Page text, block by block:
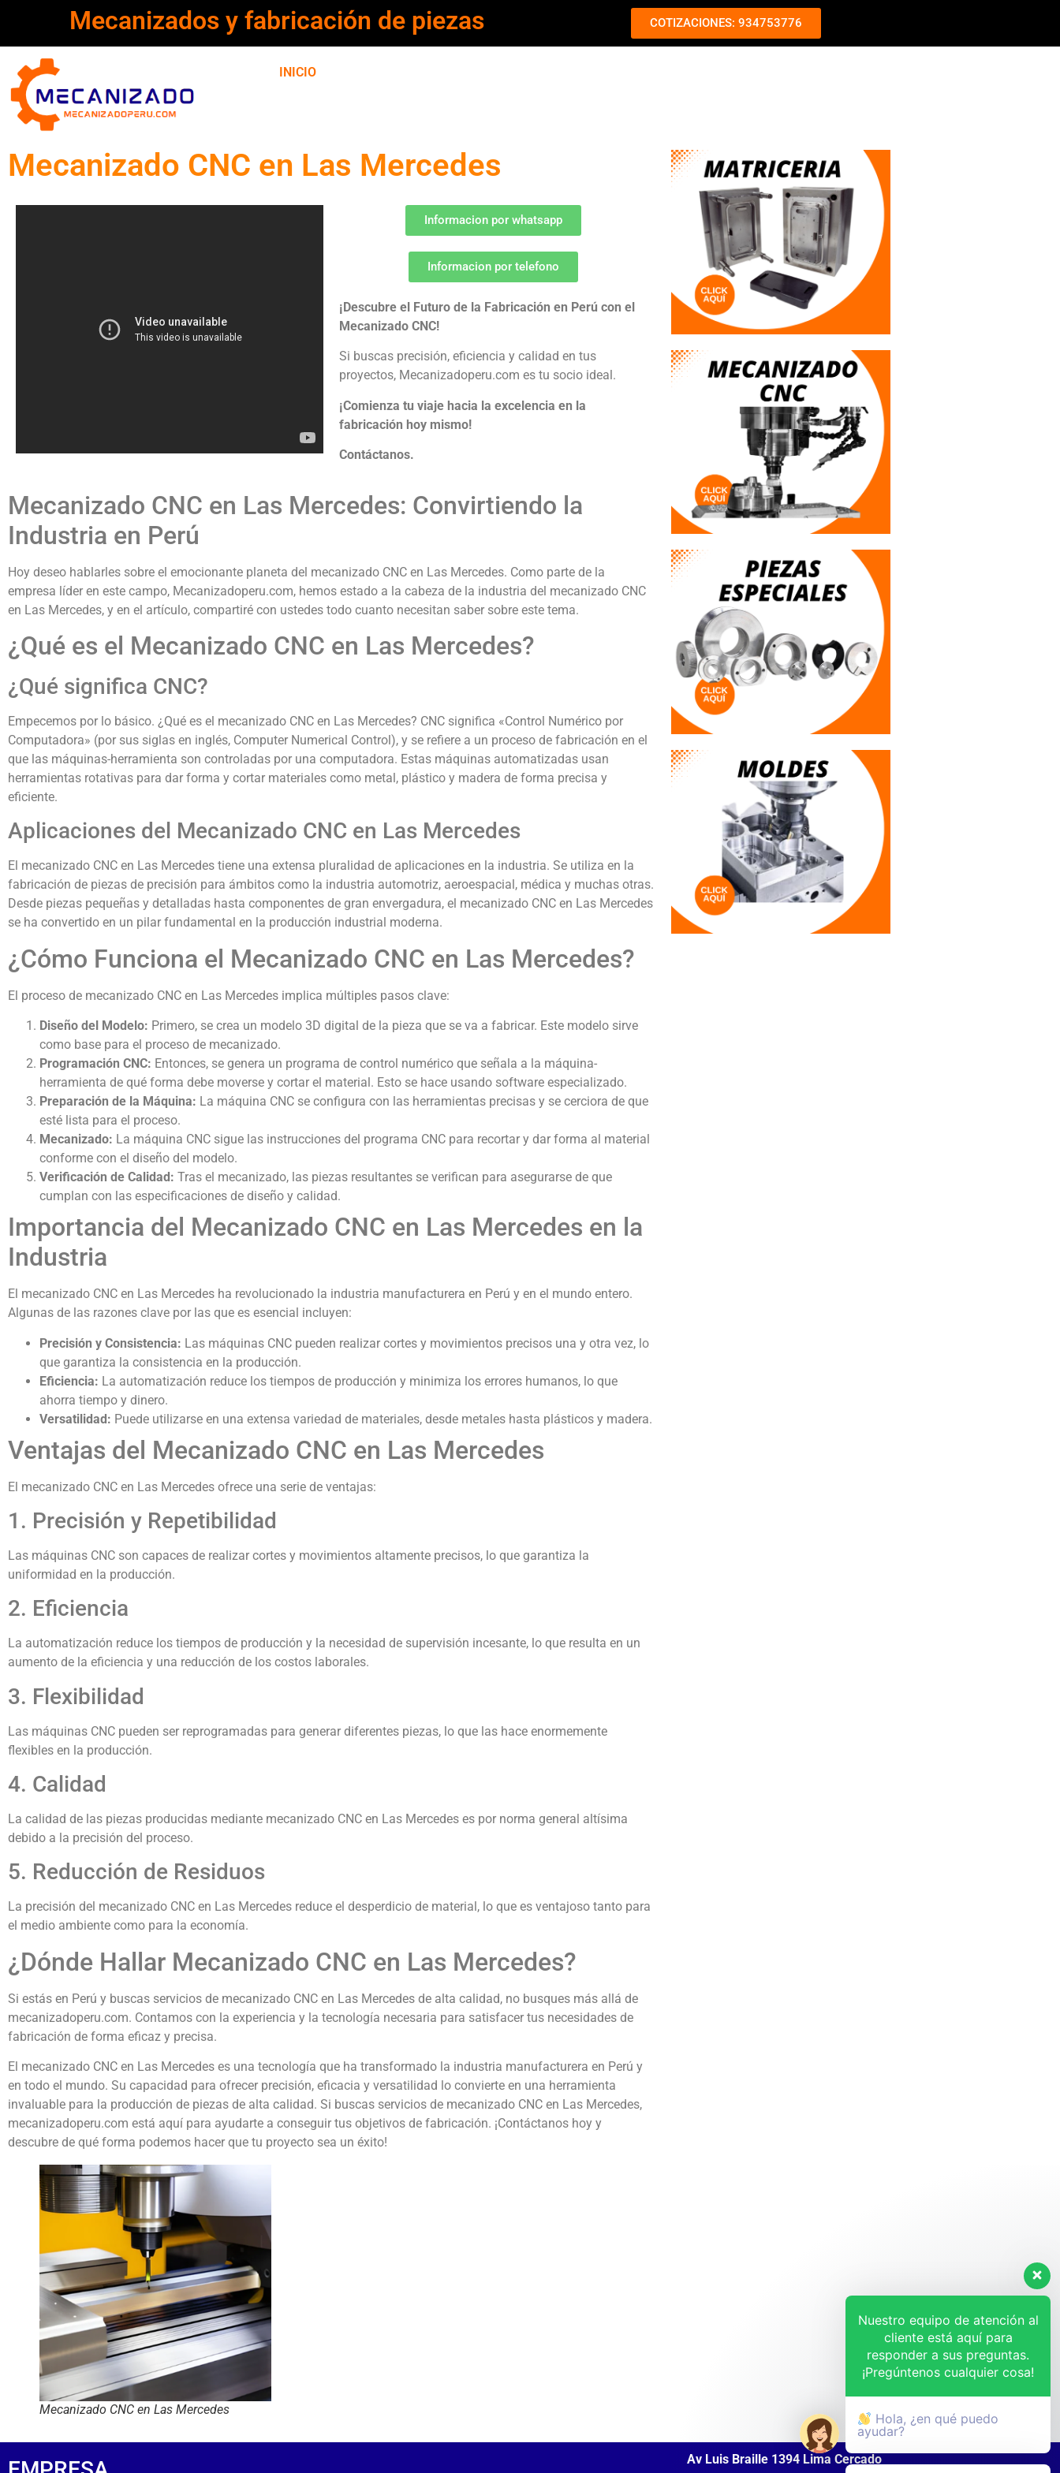
Mecanizados y fabricación de piezas COTIZACIONES: 934753776
INICIO
Mecanizado CNC en Las Mercedes
Informacion por whatsapp
Informacion por telefono
¡Descubre el Futuro de la Fabricación en Perú con el
Mecanizado CNC!
Si buscas precisión, eficiencia y calidad en tus
proyectos, Mecanizadoperu.com es tu socio ideal.
¡Comienza tu viaje hacia la excelencia en la
fabricación hoy mismo!
Contáctanos.
Mecanizado CNC en Las Mercedes: Convirtiendo la
Industria en Perú
Hoy deseo hablarles sobre el emocionante planeta del mecanizado CNC en Las Mercedes. Como parte de la
empresa líder en este campo, Mecanizadoperu.com, hemos estado a la cabeza de la industria del mecanizado CNC
en Las Mercedes, y en el artículo, compartiré con ustedes todo cuanto necesitan saber sobre este tema.
¿Qué es el Mecanizado CNC en Las Mercedes?
¿Qué significa CNC?
Empecemos por lo básico. ¿Qué es el mecanizado CNC en Las Mercedes? CNC significa «Control Numérico por
Computadora» (por sus siglas en inglés, Computer Numerical Control), y se refiere a un proceso de fabricación en el
que las máquinas-herramienta son controladas por una computadora. Estas máquinas automatizadas usan
herramientas rotativas para dar forma y cortar materiales como metal, plástico y madera de forma precisa y
eficiente.
Aplicaciones del Mecanizado CNC en Las Mercedes
El mecanizado CNC en Las Mercedes tiene una extensa pluralidad de aplicaciones en la industria. Se utiliza en la
fabricación de piezas de precisión para ámbitos como la industria automotriz, aeroespacial, médica y muchas otras.
Desde piezas pequeñas y detalladas hasta componentes de gran envergadura, el mecanizado CNC en Las Mercedes
se ha convertido en un pilar fundamental en la producción industrial moderna.
¿Cómo Funciona el Mecanizado CNC en Las Mercedes?
El proceso de mecanizado CNC en Las Mercedes implica múltiples pasos clave:
Diseño del Modelo: Primero, se crea un modelo 3D digital de la pieza que se va a fabricar. Este modelo sirve
como base para el proceso de mecanizado.
Programación CNC: Entonces, se genera un programa de control numérico que señala a la máquina-
herramienta de qué forma debe moverse y cortar el material. Esto se hace usando software especializado.
Preparación de la Máquina: La máquina CNC se configura con las herramientas precisas y se cerciora de que
esté lista para el proceso.
Mecanizado: La máquina CNC sigue las instrucciones del programa CNC para recortar y dar forma al material
conforme con el diseño del modelo.
Verificación de Calidad: Tras el mecanizado, las piezas resultantes se verifican para asegurarse de que
cumplan con las especificaciones de diseño y calidad.
Importancia del Mecanizado CNC en Las Mercedes en la
Industria
El mecanizado CNC en Las Mercedes ha revolucionado la industria manufacturera en Perú y en el mundo entero.
Algunas de las razones clave por las que es esencial incluyen:
Precisión y Consistencia: Las máquinas CNC pueden realizar cortes y movimientos precisos una y otra vez, lo
que garantiza la consistencia en la producción.
Eficiencia: La automatización reduce los tiempos de producción y minimiza los errores humanos, lo que
ahorra tiempo y dinero.
Versatilidad: Puede utilizarse en una extensa variedad de materiales, desde metales hasta plásticos y madera.
Ventajas del Mecanizado CNC en Las Mercedes
El mecanizado CNC en Las Mercedes ofrece una serie de ventajas:
1. Precisión y Repetibilidad
Las máquinas CNC son capaces de realizar cortes y movimientos altamente precisos, lo que garantiza la
uniformidad en la producción.
2. Eficiencia
La automatización reduce los tiempos de producción y la necesidad de supervisión incesante, lo que resulta en un
aumento de la eficiencia y una reducción de los costos laborales.
3. Flexibilidad
Las máquinas CNC pueden ser reprogramadas para generar diferentes piezas, lo que las hace enormemente
flexibles en la producción.
4. Calidad
La calidad de las piezas producidas mediante mecanizado CNC en Las Mercedes es por norma general altísima
debido a la precisión del proceso.
5. Reducción de Residuos
La precisión del mecanizado CNC en Las Mercedes reduce el desperdicio de material, lo que es ventajoso tanto para
el medio ambiente como para la economía.
¿Dónde Hallar Mecanizado CNC en Las Mercedes?
Si estás en Perú y buscas servicios de mecanizado CNC en Las Mercedes de alta calidad, no busques más allá de
mecanizadoperu.com. Contamos con la experiencia y la tecnología necesaria para satisfacer tus necesidades de
fabricación de forma eficaz y precisa.
El mecanizado CNC en Las Mercedes es una tecnología que ha transformado la industria manufacturera en Perú y
en todo el mundo. Su capacidad para ofrecer precisión, eficacia y versatilidad lo convierte en una herramienta
invaluable para la producción de piezas de alta calidad. Si buscas servicios de mecanizado CNC en Las Mercedes,
mecanizadoperu.com está aquí para ayudarte a conseguir tus objetivos de fabricación. ¡Contáctanos hoy y
descubre de qué forma podemos hacer que tu proyecto sea un éxito!
Mecanizado CNC en Las Mercedes
Av Luis Braille 1394 Lima Cercado
Nuestro equipo de atención al
cliente está aquí para
responder a sus preguntas.
¡Pregúntenos cualquier cosa!
Hola, ¿en qué puedo
ayudar?